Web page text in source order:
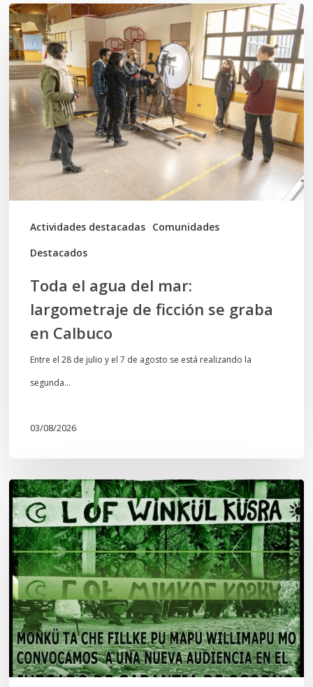
Actividades destacadas Comunidades
Destacados
Toda
el
agua
del
mar:
largometraje
de
ficción
se
graba
Toda el agua del mar:
largometraje de ficción se graba
en Calbuco
Entre el 28 de julio y el 7 de agosto se está realizando la
segunda…
03/08/2026
Lof
Winkül
Küsra
convoca
a
apoyar
audiencia
en
Juzgado